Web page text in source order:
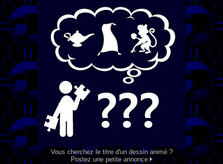
Vous cherchez le titre d'un dessin animé ?
Postez une petite annonce